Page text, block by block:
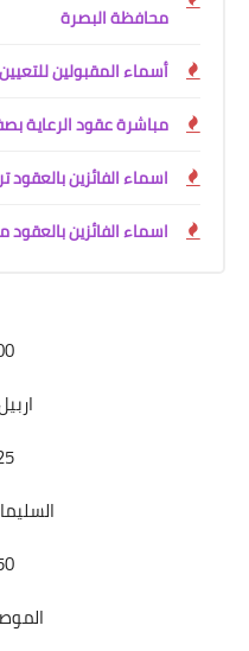
محافظة البصرة
أسماء المقبولين
مباشرة عقود الرعاية
اسماء الفائزين بالعقود
اسماء الفائزين